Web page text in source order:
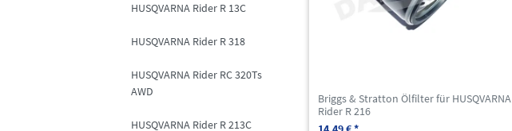
HUSQVARNA Rider R 13C
HUSQVARNA Rider R 318
HUSQVARNA Rider RC 320Ts
AWD
HUSQVARNA Rider R 213C
Briggs & Stratton Ölfilter für HUSQVARNA
Rider R 216